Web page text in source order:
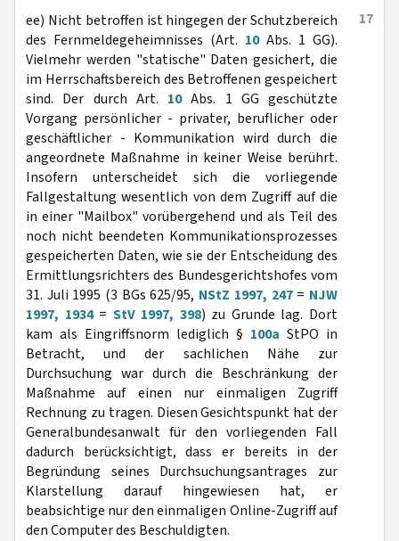
17
ee) Nicht betroffen ist hingegen der Schutzbereich
des Fernmeldegeheimnisses (Art. 10Abs. 1 GG).
Vielmehr werden "statische" Daten gesichert, die
im Herrschaftsbereich des Betroffenen gespeichert
sind. Der durch Art. 10Abs. 1 GG geschützte
Vorgang persönlicher - privater, beruflicher oder
geschäftlicher - Kommunikation wird durch die
angeordnete Maßnahme in keiner Weise berührt.
Insofern unterscheidet sich die vorliegende
Fallgestaltung wesentlich von dem Zugriff auf die
in einer "Mailbox" vorübergehend und als Teil des
noch nicht beendeten Kommunikationsprozesses
gespeicherten Daten, wie sie der Entscheidung des
Ermittlungsrichters des Bundesgerichtshofes vom
31. Juli 1995 (3 BGs 625/95, NStZ 1997, 247= NJW
1997, 1934= StV 1997, 398) zu Grunde lag. Dort
kam als Eingriffsnorm lediglich § 100a StPO in
Betracht, und der sachlichen Nähe zur
Durchsuchung war durch die Beschränkung der
Maßnahme auf einen nur einmaligen Zugriff
Rechnung zu tragen. Diesen Gesichtspunkt hat der
Generalbundesanwalt für den vorliegenden Fall
dadurch berücksichtigt, dass er bereits in der
Begründung seines Durchsuchungsantrages zur
Klarstellung darauf hingewiesen hat, er
beabsichtige nur den einmaligen Online-Zugriff auf
den Computer des Beschuldigten.